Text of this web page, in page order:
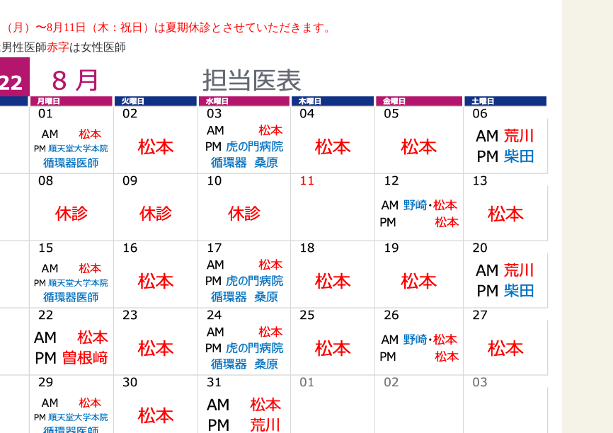
月）〜8月11日（木：祝日）は夏期休診とさせていただきます。
性医師赤字は女性医師